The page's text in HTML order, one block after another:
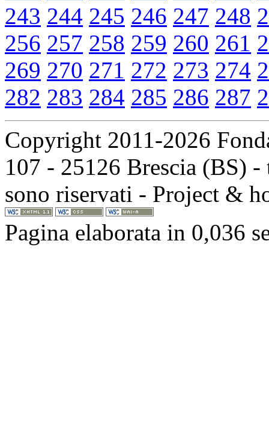
243 244 245 246 247 248
256 257 258 259 260 261
269 270 271 272 273 274
282 283 284 285 286 287
Copyright 2011-2026
107 - 25126 Brescia (BS)
sono riservati - Project &
Pagina elaborata in 0,036